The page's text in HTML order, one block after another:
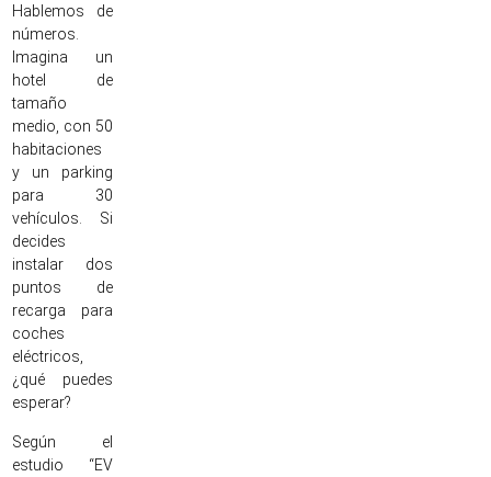
Hablemos de
números.
Imagina un
hotel de
tamaño
medio, con 50
habitaciones
y un parking
para 30
vehículos. Si
decides
instalar dos
puntos de
recarga para
coches
eléctricos,
¿qué puedes
esperar?
Según el
estudio “EV